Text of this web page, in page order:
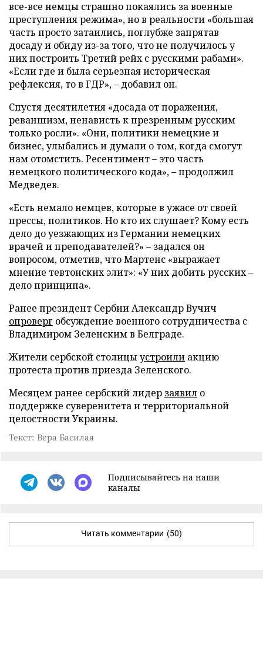
все-все немцы страшно покаялись за военные
преступления режима», но в реальности «большая
часть просто затаились, поглубже запрятав
досаду и обиду из-за того, что не получилось у
них построить Третий рейх с русскими рабами».
«Если где и была серьезная историческая
рефлексия, то в ГДР», – добавил он.
Спустя десятилетия «досада от поражения,
реваншизм, ненависть к презренным русским
только росли». «Они, политики немецкие и
бизнес, улыбались и думали о том, когда смогут
нам отомстить. Ресентимент – это часть
немецкого политического кода», – продолжил
Медведев.
«Есть немало немцев, которые в ужасе от своей
прессы, политиков. Но кто их слушает? Кому есть
дело до уезжающих из Германии немецких
врачей и преподавателей?» – задался он
вопросом, отметив, что Мартенс «выражает
мнение тевтонских элит»: «У них добить русских –
дело принципа».
Ранее президент Сербии Александр Вучич
опроверг обсуждение военного сотрудничества с
Владимиром Зеленским в Белграде.
Жители сербской столицыустроили акцию
протеста против приезда Зеленского.
Месяцем ранее сербский лидер заявил о
поддержке суверенитета и территориальной
целостности Украины.
Текст: Вера Басилая
Подписывайтесь на наши
каналы
Читать комментарии (50)